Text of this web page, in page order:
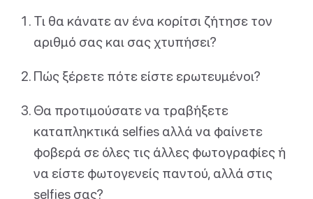
Τι θα κάνατε αν ένα κορίτσι ζήτησε τον
αριθμό σας και σας χτυπήσει?
Πώς ξέρετε πότε είστε ερωτευμένοι?
Θα προτιμούσατε να τραβήξετε
καταπληκτικά selfies αλλά να φαίνετε
φοβερά σε όλες τις άλλες φωτογραφίες ή
να είστε φωτογενείς παντού, αλλά στις
selfies σας?